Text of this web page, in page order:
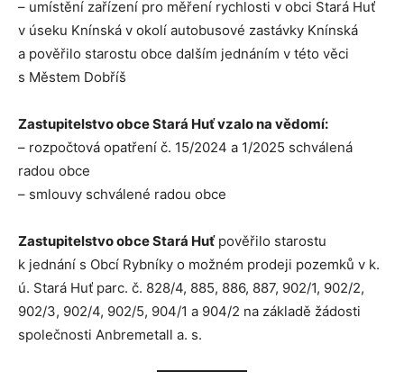
– umístění zařízení pro měření rychlosti v obci Stará Huť
v úseku Knínská v okolí autobusové zastávky Knínská
a pověřilo starostu obce dalším jednáním v této věci
s Městem Dobříš
Zastupitelstvo obce Stará Huť vzalo na vědomí:
– rozpočtová opatření č. 15/2024 a 1/2025 schválená
radou obce
– smlouvy schválené radou obce
Zastupitelstvo obce Stará Huťpověřilo starostu
k jednání s Obcí Rybníky o možném prodeji pozemků v k.
ú. Stará Huť parc. č. 828/4, 885, 886, 887, 902/1, 902/2,
902/3, 902/4, 902/5, 904/1 a 904/2 na základě žádosti
společnosti Anbremetall a. s.